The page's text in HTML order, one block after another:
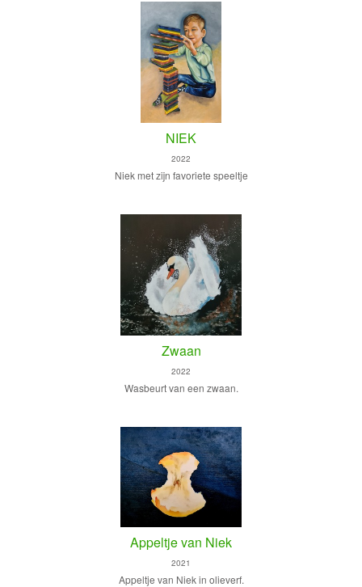
NIEK
2022
Niek met zijn favoriete speeltje
Zwaan
2022
Wasbeurt van een zwaan.
Appeltje van Niek
2021
Appeltje van Niek in olieverf.